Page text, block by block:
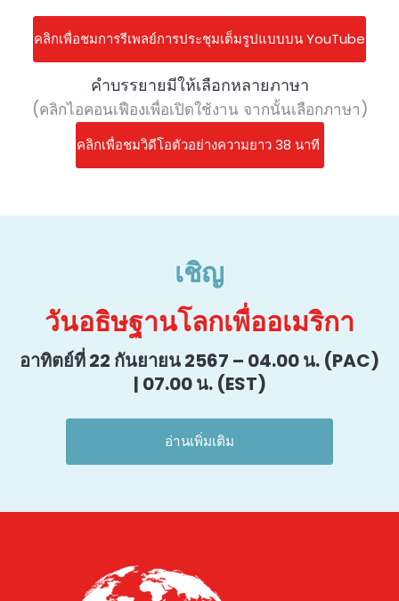
คลิกเพื่อชมการรีเพลย์การประชุมเต็มรูปแบบบน YouTube
คำบรรยายมีให้เลือกหลายภาษา
(คลิกไอคอนเฟืองเพื่อเปิดใช้งาน จากนั้นเลือกภาษา)
คลิกเพื่อชมวิดีโอตัวอย่างความยาว 38 นาที
เชิญ
วันอธิษฐานโลกเพื่ออเมริกา
อาทิตย์ที่ 22 กันยายน 2567 – 04.00 น. (PAC)
| 07.00 น. (EST)
อ่านเพิ่มเติม